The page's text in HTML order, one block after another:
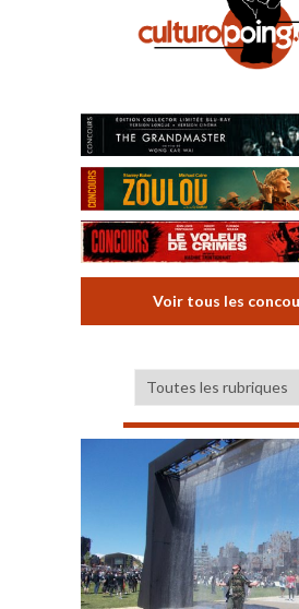
Voir tous les